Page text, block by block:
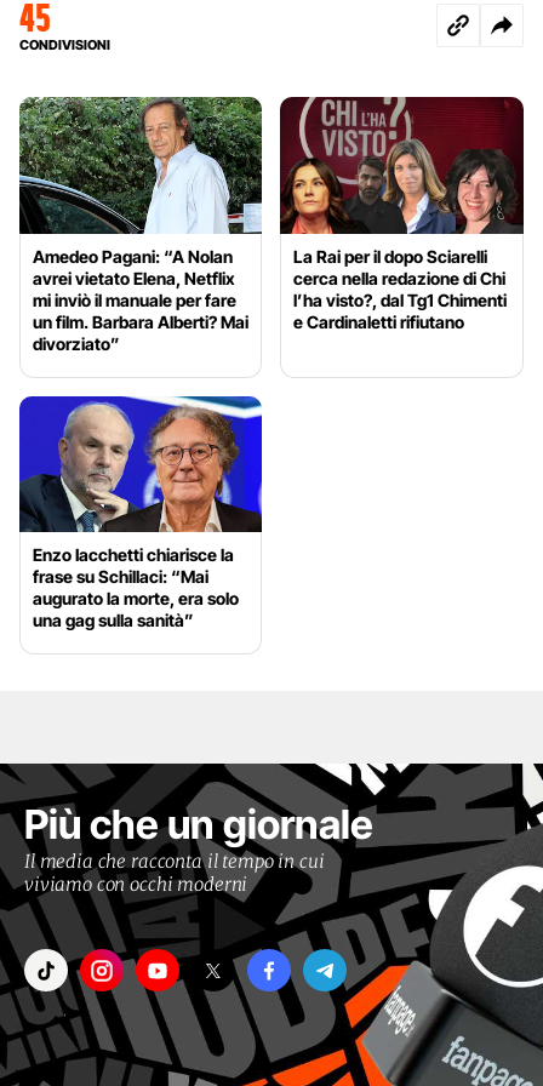
45
CONDIVISIONI
Amedeo Pagani: “A Nolan
avrei vietato Elena, Netflix
mi inviò il manuale per fare
un film. Barbara Alberti? Mai
divorziato”
La Rai per il dopo Sciarelli
cerca nella redazione di Chi
l’ha visto?, dal Tg1 Chimenti
e Cardinaletti rifiutano
Enzo Iacchetti chiarisce la
frase su Schillaci: “Mai
augurato la morte, era solo
una gag sulla sanità”
Più che un giornale
Il media che racconta il tempo in cui
viviamo con occhi moderni